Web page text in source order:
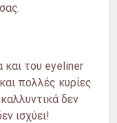
και του eyeliner
πολλές κυρίες
δεν
ισχύει!